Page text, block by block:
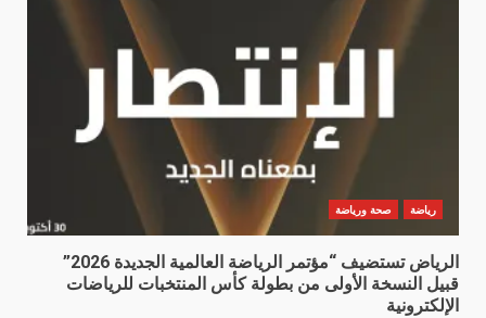
رياضة صحة ورياضة
الرياض تستضيف “مؤتمر الرياضة العالمية الجديدة 2026”
قبيل النسخة الأولى من بطولة كأس المنتخبات للرياضات
الإلكترونية